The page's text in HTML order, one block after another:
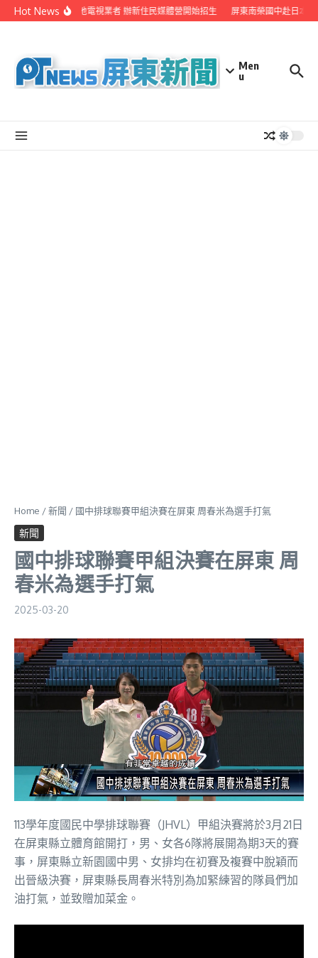
Skip to content
Hot News
屏縣府聯手在地電視業者 辦新住民媒體營開始招生 屏東南榮國中赴日本
Men
u
Home /新聞 / 國中排球聯賽甲組決賽在屏東 周春米為選手打氣
新聞
國中排球聯賽甲組決賽在屏東 周
春米為選手打氣
2025-03-20
113學年度國民中學排球聯賽（JHVL）甲組決賽將於3月21日
在屏東縣立體育館開打，男、女各6隊將展開為期3天的賽
事，屏東縣立新園國中男、女排均在初賽及複賽中脫穎而
出晉級決賽，屏東縣長周春米特別為加緊練習的隊員們加
油打氣，並致贈加菜金。